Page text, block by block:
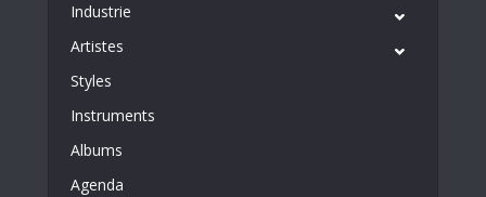
Industrie
Artistes
Styles
Instruments
Albums
Agenda